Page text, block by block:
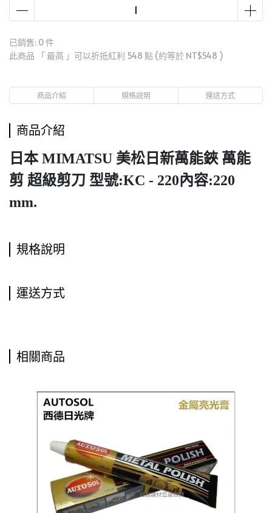
已銷售: 0 件
此商品 「 最高 」可以折抵紅利 548 點 (約等於 NT$548 )
商品介紹 規格說明 運送方式
商品介紹
日本 MIMATSU 美松日新萬能鋏 萬能
剪 超級剪刀 型號:KC - 220內容:220
mm.
規格說明
運送方式
相關商品